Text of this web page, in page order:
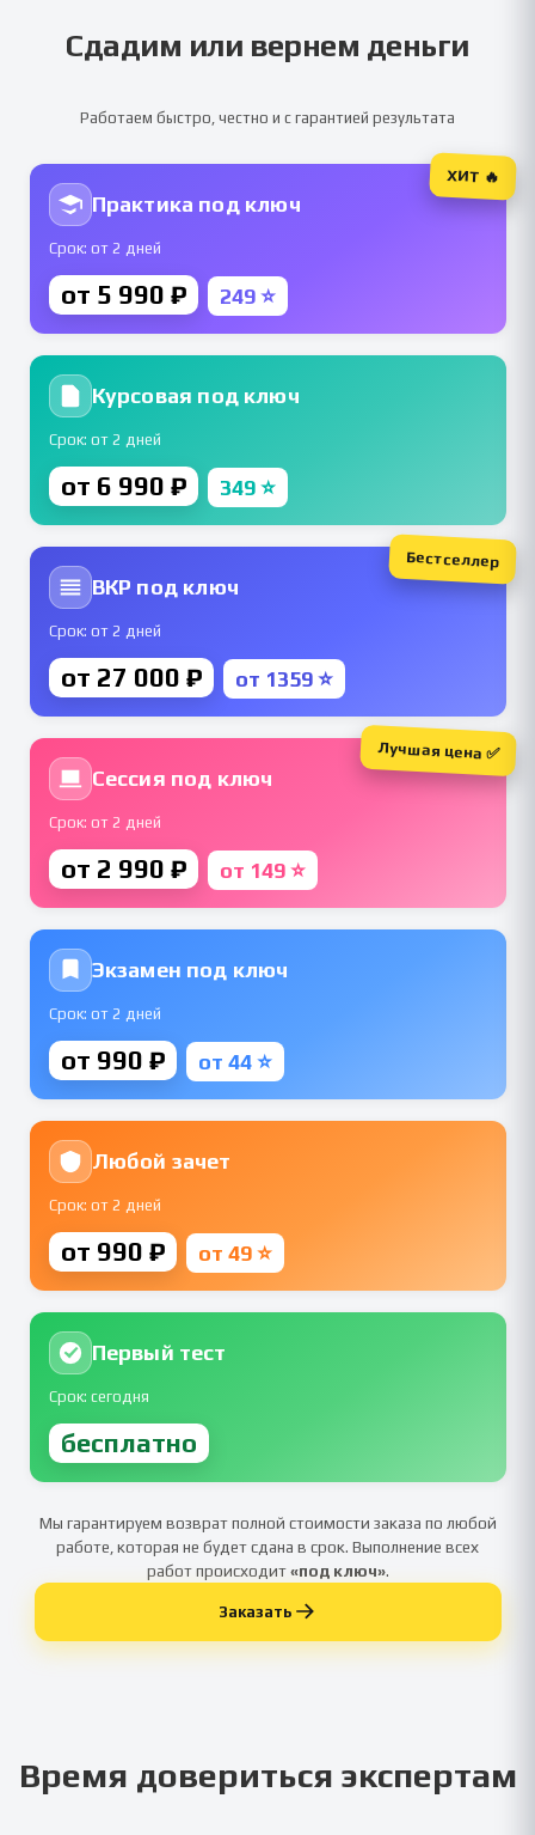
Сдадим или вернем деньги
Работаем быстро, честно и с гарантией результата
Практика под ключ
Срок: от 2 дней
от 5 990 ₽ 249 ⭐
ХИТ 🔥
Курсовая под ключ
Срок: от 2 дней
от 6 990 ₽ 349 ⭐
ВКР под ключ
Срок: от 2 дней
от 27 000 ₽ от 1359 ⭐
Бестселлер
Сессия под ключ
Срок: от 2 дней
от 2 990 ₽ от 149 ⭐
Лучшая цена ✅
Экзамен под ключ
Срок: от 2 дней
от 990 ₽ от 44 ⭐
Любой зачет
Срок: от 2 дней
от 990 ₽ от 49 ⭐
Первый тест
Срок: сегодня
бесплатно
Мы гарантируем возврат полной стоимости заказа по любой
работе, которая не будет сдана в срок. Выполнение всех
работ происходит«под ключ».
Заказать
Время довериться экспертам